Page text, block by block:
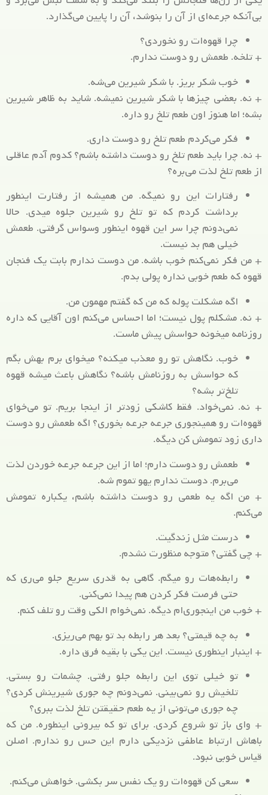
بی‌آنکه جرعه‌ای از آن را بنوشد، آن را پایین می‌گذارد.
چرا قهوه‌ات رو نخوردی؟
+ تلخه. طعمش رو دوست ندارم.
خوب شکر بریز. با شکر شیرین می‌شه.
+ نه. بعضی چیزها با شکر شیرین نمیشه. شاید به ظاهر شیرین
بشه؛ اما هنوز اون طعم تلخ رو داره.
فکر می‌کردم طعم تلخ رو دوست داری.
+ نه. چرا باید طعم تلخ رو دوست داشته باشم؟ کدوم آدم عاقلی
از طعم تلخ لذت می‌بره؟
رفتارات این رو نمیگه. من همیشه از رفتارت اینطور
برداشت کردم که تو تلخ رو شیرین جلوه میدی. حالا
نمی‌دونم چرا سر این قهوه اینطور وسواس گرفتی. طعمش
خیلی هم بد نیست.
+ من فکر نمی‌کنم خوب باشه. من دوست ندارم بابت یک فنجان
قهوه که طعم خوبی نداره پولی بدم.
اگه مشکلت پوله که من که گفتم مهمون من.
+ نه. مشکلم پول نیست؛ اما احساس می‌کنم اون آقایی که داره
روزنامه میخونه حواسش پیش ماست.
خوب. نگاهش تو رو معذب میکنه؟ میخوای برم بهش بگم
که حواسش به روزنامش باشه؟ نگاهش باعث میشه قهوه
تلخ‌تر بشه؟
+ نه. نمی‌خواد. فقط کاشکی زودتر از اینجا بریم. تو می‌خوای
قهوه‌ات رو همینجوری جرعه جرعه بخوری؟ اگه طعمش رو دوست
داری زود تمومش کن دیگه.
طعمش رو دوست دارم؛ اما از این جرعه جرعه خوردن لذت
می‌برم. دوست ندارم یهو تموم شه.
+ من اگه یه طعمی رو دوست داشته باشم، یکباره تمومش
می‌کنم.
درست مثل زندگیت.
+ چی گفتی؟ متوجه منظورت نشدم.
رابطه‌هات رو میگم. گاهی به قدری سریع جلو می‌ری که
حتی فرصت فکر کردن هم پیدا نمی‌کنی.
+ خوب من اینجوری‌ام دیگه. نمی‌خوام الکی وقت رو تلف کنم.
به چه قیمتی؟ بعد هر رابطه بد تو بهم می‌ریزی.
+ اینبار اینطوری نیست. این یکی با بقیه فرق داره.
تو خیلی توی این رابطه جلو رفتی. چشمات رو بستی.
تلخیش رو نمی‌بینی. نمی‌دونم چه جوری شیرینش کردی؟
چه جوری می‌تونی از یه طعم حقیقتن تلخ لذت ببری؟
+ وای باز تو شروع کردی. برای تو که بیرونی اینطوره. من که
باهاش ارتباط عاطفی نزدیکی دارم این حس رو ندارم. اصلن
قیاس خوبی نبود.
سعی کن قهوه‌ات رو یک نفس سر بکشی. خواهش می‌کنم.